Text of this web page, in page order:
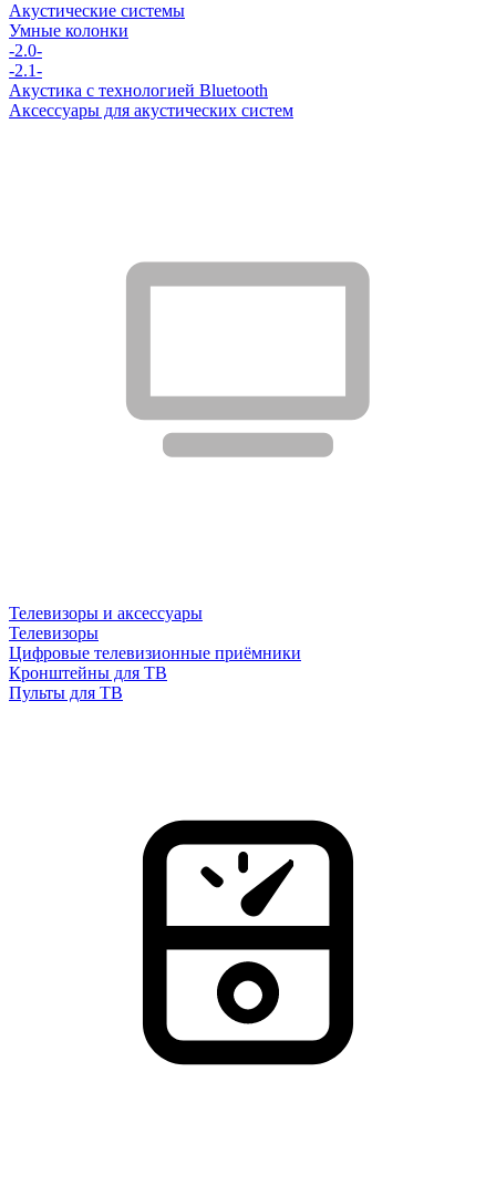
Акустические системы
Умные колонки
-2.0-
-2.1-
Акустика с технологией Bluetooth
Аксессуары для акустических систем
Телевизоры и аксессуары
Телевизоры
Цифровые телевизионные приёмники
Кронштейны для ТВ
Пульты для ТВ